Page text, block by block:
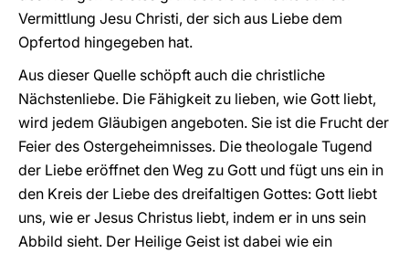
Vermittlung Jesu Christi, der sich aus Liebe dem
Opfertod hingegeben hat.
Aus dieser Quelle schöpft auch die christliche
Nächstenliebe. Die Fähigkeit zu lieben, wie Gott liebt,
wird jedem Gläubigen angeboten. Sie ist die Frucht der
Feier des Ostergeheimnisses. Die theologale Tugend
der Liebe eröffnet den Weg zu Gott und fügt uns ein in
den Kreis der Liebe des dreifaltigen Gottes: Gott liebt
uns, wie er Jesus Christus liebt, indem er in uns sein
Abbild sieht. Der Heilige Geist ist dabei wie ein